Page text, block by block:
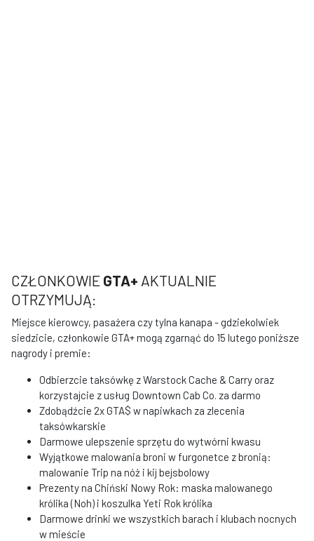
CZŁONKOWIE GTA+ AKTUALNIE
OTRZYMUJĄ:
Miejsce kierowcy, pasażera czy tylna kanapa - gdziekolwiek
siedzicie, członkowie GTA+ mogą zgarnąć do 15 lutego poniższe
nagrody i premie:
Odbierzcie taksówkę z Warstock Cache & Carry oraz
korzystajcie z usług Downtown Cab Co. za darmo
Zdobądźcie 2x GTA$ w napiwkach za zlecenia
taksówkarskie
Darmowe ulepszenie sprzętu do wytwórni kwasu
Wyjątkowe malowania broni w furgonetce z bronią:
malowanie Trip na nóż i kij bejsbolowy
Prezenty na Chiński Nowy Rok: maska malowanego
królika (Noh) i koszulka Yeti Rok królika
Darmowe drinki we wszystkich barach i klubach nocnych
w mieście